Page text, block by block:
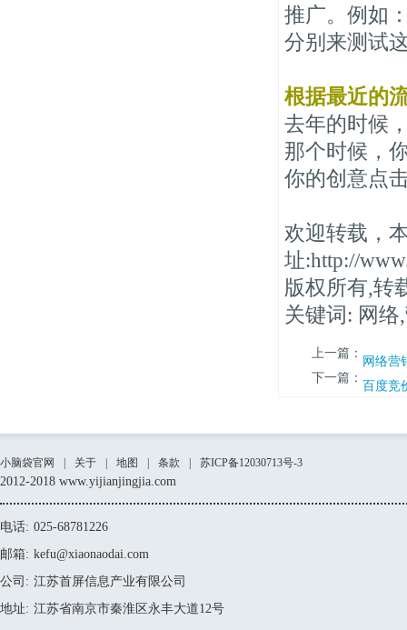
推广。例如
分别来测试
根据最近的
去年的时候
那个时候，
你的创意点
欢迎转载，
址:http://
版权所有,转
关键词: 网
上一篇： 网络营
下一篇： 百度竞
小脑袋官网 关于 地图 条款 苏ICP备12030713号-3
2012-2018 www.yijianjingjia.com
电话: 025-68781226
邮箱: kefu@xiaonaodai.com
公司: 江苏首屏信息产业有限公司
地址: 江苏省南京市秦淮区永丰大道12号